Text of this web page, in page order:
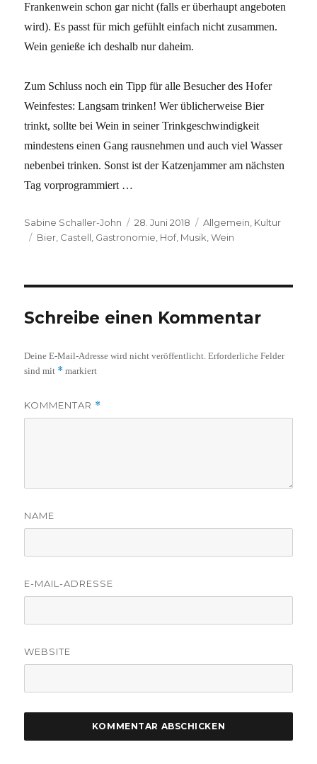
Frankenwein schon gar nicht (falls er überhaupt angeboten
wird). Es passt für mich gefühlt einfach nicht zusammen.
Wein genieße ich deshalb nur daheim.
Zum Schluss noch ein Tipp für alle Besucher des Hofer
Weinfestes: Langsam trinken! Wer üblicherweise Bier
trinkt, sollte bei Wein in seiner Trinkgeschwindigkeit
mindestens einen Gang rausnehmen und auch viel Wasser
nebenbei trinken. Sonst ist der Katzenjammer am nächsten
Tag vorprogrammiert …
Autor
Sabine Schaller-John
Veröffentlicht
am
28. Juni 2018 Kategorien
Allgemein, Kultur
Schlagwörter
Bier, Castell, Gastronomie, Hof, Musik,Wein
Schreibe einen Kommentar
Deine E-Mail-Adresse wird nicht veröffentlicht. Erforderliche Felder
sind mit * markiert
KOMMENTAR *
NAME
E-MAIL-ADRESSE
WEBSITE